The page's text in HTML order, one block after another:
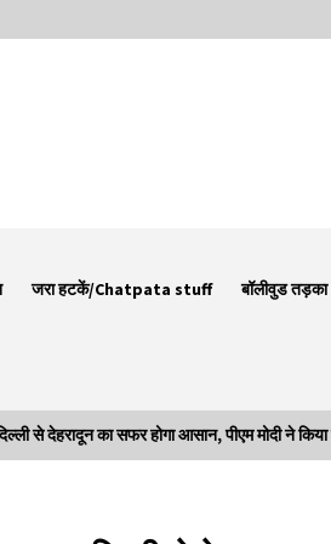
जरा हटकें/Chatpata stuff बॉलीवुड तड़का
देहरादून का सफर होगा आसान, पीएम मोदी ने किया